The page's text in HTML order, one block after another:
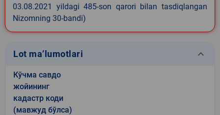
03.08.2021 yildagi 485-son qarori bilan tasdiqlangan
Nizomning 30-bandi)
Lot ma’lumotlari keyboard_arrow_down
Кўчма савдо
жойининг
кадастр коди
(мавжуд бўлса)